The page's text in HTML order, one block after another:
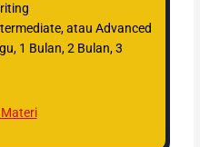
atau Advanced
1 Bulan, 2 Bulan, 3